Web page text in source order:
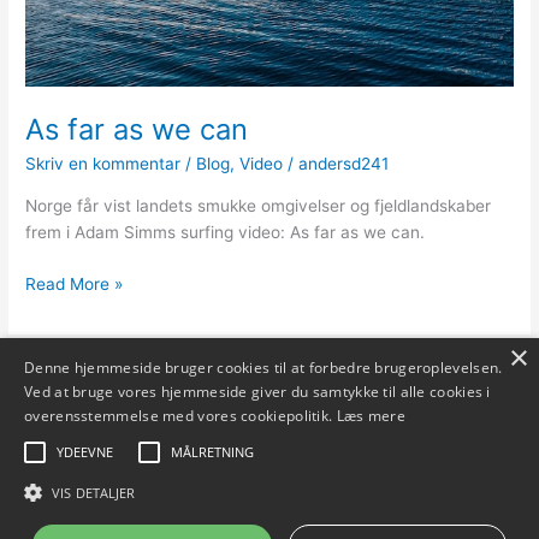
As far as we can
Skriv en kommentar / Blog,Video /andersd241
Norge får vist landets smukke omgivelser og fjeldlandskaber
frem i Adam Simms surfing video: As far as we can.
As
as
we
can
Read More »
Copyright © 2026 Surferslounge.dk | Powered by
Tema
×
Denne hjemmeside bruger cookies til at forbedre brugeroplevelsen.
Ved at bruge vores hjemmeside giver du samtykke til alle cookies i
overensstemmelse med vores cookiepolitik. Læs mere
YDEEVNE MÅLRETNING
VIS DETALJER